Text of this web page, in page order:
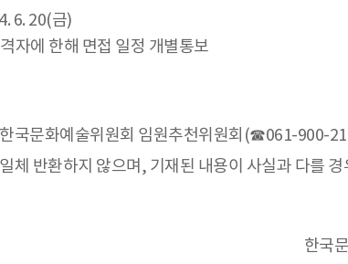
6. 20(금)
자에 한해 면접 일정 개별통보
국문화예술위원회 임원추천위원회(☎061-900-
체 반환하지 않으며, 기재된 내용이 사실과 다를
한국